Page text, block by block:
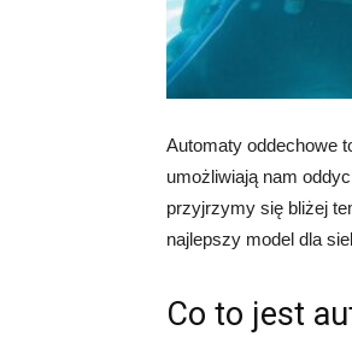
Automaty oddechowe
umożliwiają nam
przyjrzymy się bliżej
najlepszy model dla
Co to jest